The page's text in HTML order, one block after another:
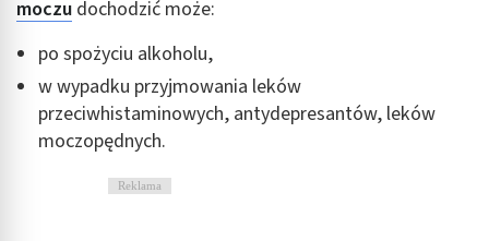
moczu dochodzić może:
po spożyciu alkoholu,
w wypadku przyjmowania leków
przeciwhistaminowych, antydepresantów, leków
moczopędnych.
Reklama